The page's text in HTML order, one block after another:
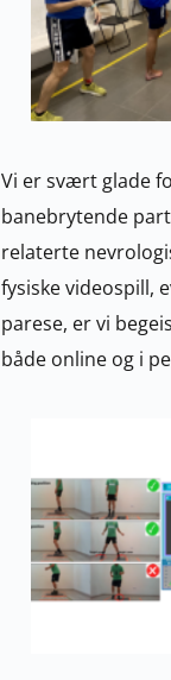
Vi er svært glade
banebrytende
relaterte
fysiske videospill,
parese, er vi
både online og i